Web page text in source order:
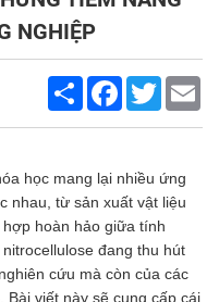
NGHIỆP
Share FacebookTwitter
học mang lại nhiều ứng
nhau, từ sản xuất vật liệu
hoàn hảo giữa tính
đang thu hút
cứu mà còn của các
Bài viết này sẽ cung cấp cái